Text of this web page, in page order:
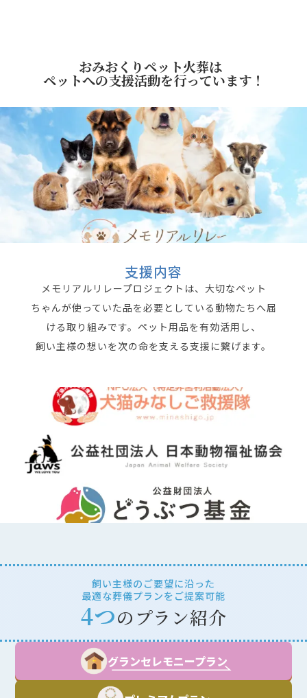
おみおくりペット火葬は
ペットへの支援活動を行っています！
支援内容
メモリアルリレープロジェクトは、大切なペット
ちゃんが使っていた品を必要としている動物たちへ届
ける取り組みです。ペット用品を有効活用し、
飼い主様の想いを次の命を支える支援に繋げます。
飼い主様のご要望に沿った
最適な葬儀プランをご提案可能
4つのプラン紹介
グランセレモニープラン